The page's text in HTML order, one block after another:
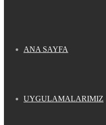
ANA SAYFA
UYGULAMALARIMIZ